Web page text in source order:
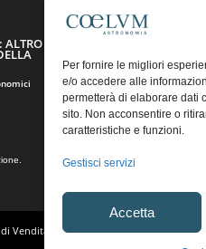
Per fornire le migliori
e/o accedere alle
permetterà di elaborare dati
sito. Non acconsentire o
caratteristiche e funzioni.
Gestisci servizi
Accetta
ALTRO
Articoli e Risorse
Vendita Diritto di recesso